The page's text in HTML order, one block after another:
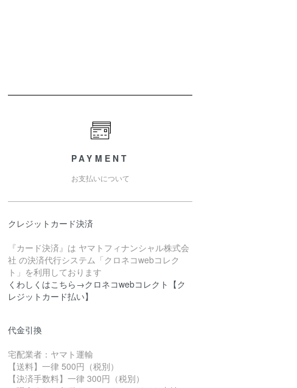
PAYMENT
お支払いについて
クレジットカード決済
『カード決済』は ヤマトフィナンシャル株式会
社 の決済代行システム「クロネコwebコレク
ト」を利用しております
くわしくはこちら→クロネコwebコレクト【ク
レジットカード払い】
代金引換
宅配業者：ヤマト運輸
【送料】一律 500円（税別）
【決済手数料】一律 300円（税別）